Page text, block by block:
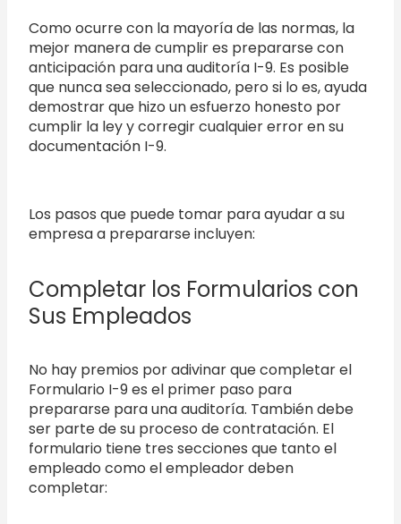
Como ocurre con la mayoría de las normas, la
mejor manera de cumplir es prepararse con
anticipación para una auditoría I-9. Es posible
que nunca sea seleccionado, pero si lo es, ayuda
demostrar que hizo un esfuerzo honesto por
cumplir la ley y corregir cualquier error en su
documentación I-9.
Los pasos que puede tomar para ayudar a su
empresa a prepararse incluyen:
Completar los Formularios con
Sus Empleados
No hay premios por adivinar que completar el
Formulario I-9 es el primer paso para
prepararse para una auditoría. También debe
ser parte de su proceso de contratación. El
formulario tiene tres secciones que tanto el
empleado como el empleador deben
completar: